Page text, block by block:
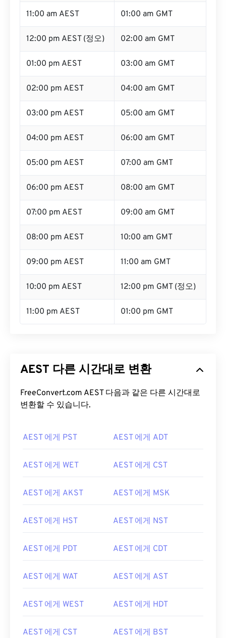
11:00 am AEST 01:00 am GMT
12:00 pm AEST (정오) 02:00 am GMT
01:00 pm AEST 03:00 am GMT
02:00 pm AEST 04:00 am GMT
03:00 pm AEST 05:00 am GMT
04:00 pm AEST 06:00 am GMT
05:00 pm AEST 07:00 am GMT
06:00 pm AEST 08:00 am GMT
07:00 pm AEST 09:00 am GMT
08:00 pm AEST 10:00 am GMT
09:00 pm AEST 11:00 am GMT
10:00 pm AEST 12:00 pm GMT (정오)
11:00 pm AEST 01:00 pm GMT
AEST 다른 시간대로 변환
FreeConvert.com AEST 다음과 같은 다른 시간대로
변환할 수 있습니다.
AEST 에게 PST AEST 에게 ADT
AEST 에게 WET AEST 에게 CST
AEST 에게 AKST AEST 에게 MSK
AEST 에게 HST AEST 에게 NST
AEST 에게 PDT AEST 에게 CDT
AEST 에게 WAT AEST 에게 AST
AEST 에게 WEST AEST 에게 HDT
AEST 에게 CST AEST 에게 BST